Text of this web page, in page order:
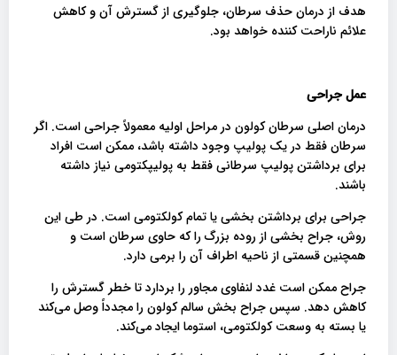
هدف از درمان حذف سرطان، جلوگیری از گسترش آن و کاهش
علائم ناراحت کننده خواهد بود.
عمل جراحی
درمان اصلی سرطان کولون در مراحل اولیه معمولاً جراحی است. اگر
سرطان فقط در یک پولیپ وجود داشته باشد، ممکن است افراد
برای برداشتن پولیپ سرطانی فقط به پولیپکتومی نیاز داشته
باشند.
جراحی برای برداشتن بخشی یا تمام کولکتومی است. در طی این
روش، جراح بخشی از روده بزرگ را که حاوی سرطان است و
همچنین قسمتی از ناحیه اطراف آن را برمی دارد.
جراح ممکن است غدد لنفاوی مجاور را بردارد تا خطر گسترش را
کاهش دهد. سپس جراح بخش سالم کولون را مجدداً وصل می‌کند
یا بسته به وسعت کولکتومی، استوما ایجاد می‌کند.